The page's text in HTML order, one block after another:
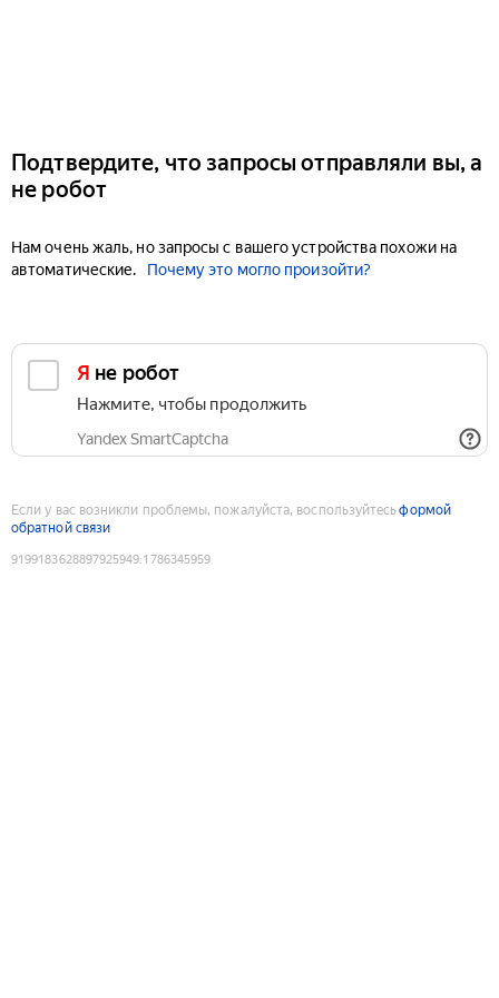
Подтвердите, что запросы отправляли вы, а
не робот
Нам очень жаль, но запросы с вашего устройства похожи на
автоматические.
Почему это могло произойти?
Я не робот
Нажмите, чтобы продолжить
Yandex SmartCaptcha
Если у вас возникли проблемы, пожалуйста, воспользуйтесьформой
обратной связи
9199183628897925949:1786345959